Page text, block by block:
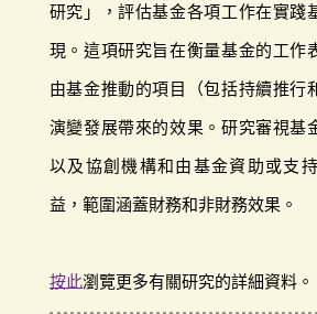
研究」，評估基金各項工作在實踐
現。這項研究旨在衡量基金的工作
由基金推動的項目（包括持續推行
演變發展帶來的效果。研究審視基
以及協創機構和由基金資助或支
益，範圍涵蓋財務和非財務效果。
按此瀏覽更多有關研究的詳細資料。